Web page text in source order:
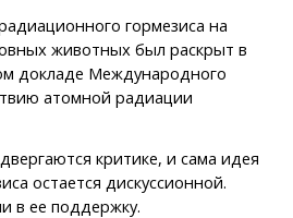
гормезиса на
животных был раскрыт в
докладе Международного
атомной радиации
критике, и сама идея
остается дискуссионной.
в ее поддержку.